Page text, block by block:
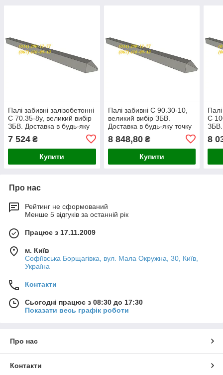
Палі забивні залізобетонні
С 70.35-8у, великий вибір
ЗБВ. Доставка в будь-яку
7 524 ₴
Купити
Палі забивні С 90.30-10,
великий вибір ЗБВ.
Доставка в будь-яку точку
8 848,80₴
Купити
С
ЗБВ.
8
Про нас
Рейтинг не сформований
Менше 5 відгуків за останній рік
Працює з 17.11.2009
м. Київ
Софіївська Борщагівка, вул. Мала Окружна, 30, Київ,
Україна
Контакти
Сьогодні працює з 08:30 до 17:30
Показати весь графік роботи
Про нас
Контакти